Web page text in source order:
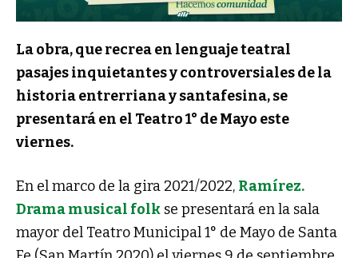
La obra, que recrea en lenguaje teatral
pasajes inquietantes y controversiales de la
historia entrerriana y santafesina, se
presentará en el Teatro 1° de Mayo este
viernes.
En el marco de la gira 2021/2022, Ramírez.
Drama musical folk se presentará en la sala
mayor del Teatro Municipal 1° de Mayo de Santa